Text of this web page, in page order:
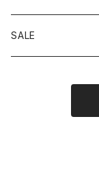
スカート
トート
SALE